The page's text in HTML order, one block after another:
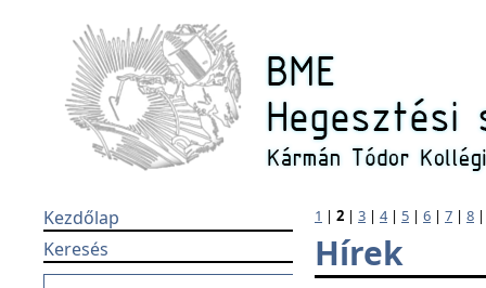
Kezdőlap
Keresés
1 | 2 | 3 | 4| 5 | 6 | 7 | 8
Hírek